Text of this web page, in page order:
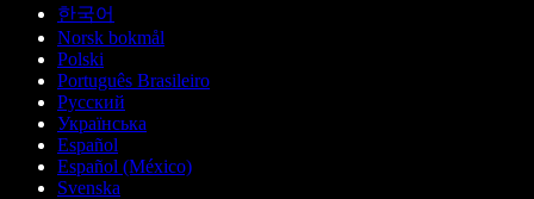
한국어
Norsk bokmål
Polski
Português Brasileiro
Русский
Українська
Español
Español (México)
Svenska